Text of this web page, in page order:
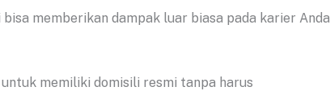
memberikan dampak luar biasa pada karier Anda
memiliki domisili resmi tanpa harus